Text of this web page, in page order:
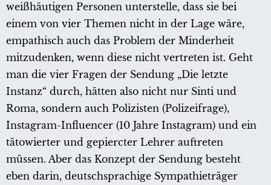
weißhäutigen Personen unterstelle, dass sie bei
einem von vier Themen nicht in der Lage wäre,
empathisch auch das Problem der Minderheit
mitzudenken, wenn diese nicht vertreten ist. Geht
man die vier Fragen der Sendung „Die letzte
Instanz“ durch, hätten also nicht nur Sinti und
Roma, sondern auch Polizisten (Polizeifrage),
Instagram-Influencer (10 Jahre Instagram) und ein
tätowierter und gepiercter Lehrer auftreten
müssen. Aber das Konzept der Sendung besteht
eben darin, deutschsprachige Sympathieträger